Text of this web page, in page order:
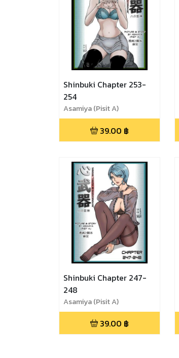
Shinbuki Chapter 253-
254
Asamiya (Pisit A)
39.00 ฿
Shinbuki Chapter 247-
248
Asamiya (Pisit A)
39.00 ฿